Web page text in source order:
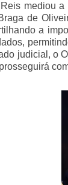
mediou
de
a
judicial, o